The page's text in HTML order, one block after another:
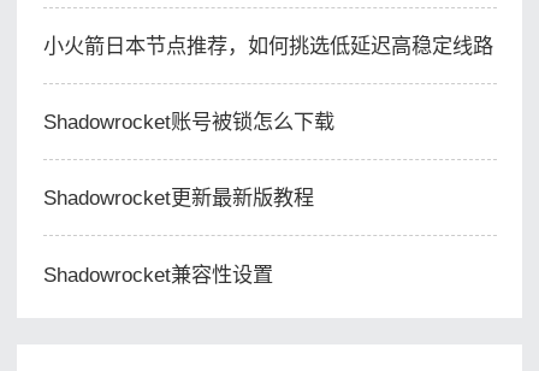
小火箭日本节点推荐，如何挑选低延迟高稳定线路
Shadowrocket账号被锁怎么下载
Shadowrocket更新最新版教程
Shadowrocket兼容性设置